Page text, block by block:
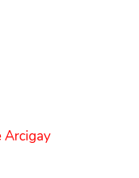
Arcigay